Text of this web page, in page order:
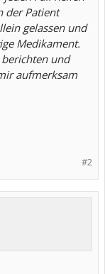
der Patient
gelassen und
Medikament.
und
aufmerksam
#2